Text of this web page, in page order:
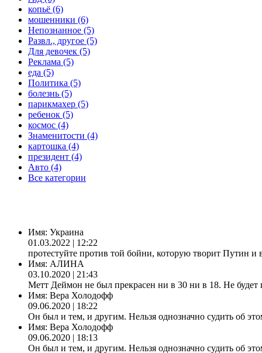
копьё (6)
мошенники (6)
Непознанное (5)
Развл., другое (5)
Для девочек (5)
Реклама (5)
еда (5)
Политика (5)
болезнь (5)
парикмахер (5)
ребенок (5)
космос (4)
Знаменитости (4)
картошка (4)
президент (4)
Авто (4)
Все категории
Имя: Украина
01.03.2022 | 12:22
протестуйте против той бойни, которую творит Путин
Имя: АЛИНА
03.10.2020 | 21:43
Метт Деймон не был прекрасен ни в 30 ни в 18. Не будет
Имя: Вера Холодофф
09.06.2020 | 18:22
Он был и тем, и другим. Нельзя однозначно судить об
Имя: Вера Холодофф
09.06.2020 | 18:13
Он был и тем, и другим. Нельзя однозначно судить об